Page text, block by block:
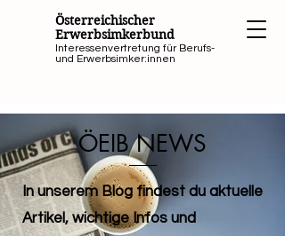
Österreichischer
Erwerbsimkerbund
Interessenvertretung für Berufs-
und Erwerbsimker:innen
ÖEIB NEWS
In unserem Blog findest du aktuelle
Artikel, wichtige Infos und